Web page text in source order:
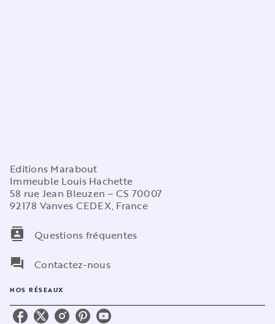
Editions Marabout
Immeuble Louis Hachette
58 rue Jean Bleuzen – CS 70007
92178 Vanves CEDEX, France
contacts
Questions fréquentes
question_answer
Contactez-nous
NOS RÉSEAUX